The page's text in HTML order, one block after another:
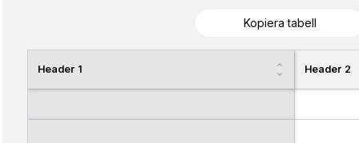
Kopiera tabell
Header 1 Header 2